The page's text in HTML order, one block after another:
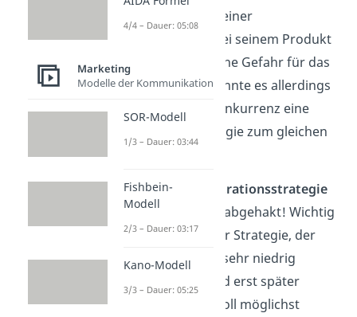
weshalb er trotz einer
Preiserhöhung bei seinem Produkt
bleiben würde. Eine Gefahr für das
Unternehmen könnte es allerdings
sein, wenn die Konkurrenz eine
bessere Technologie zum gleichen
Das Thema
Penetrationsstrategie
wäre damit auch abgehakt! Wichtig
ist, dass bei dieser Strategie, der
Preis am Anfang sehr niedrig
gehalten wird und erst später
erhöht wird. So soll möglichst
4/4 – Dauer: 05:08
Marketing
Modelle der Kommunikation
SOR-Modell
1/3 – Dauer: 03:44
Fishbein-
Modell
2/3 – Dauer: 03:17
Kano-Modell
3/3 – Dauer: 05:25